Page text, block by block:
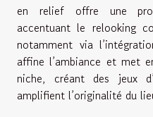
en relief offre une
accentuant le relooking
notamment via
affine l’ambiance et met
niche, créant des jeux
amplifient l’originalité du